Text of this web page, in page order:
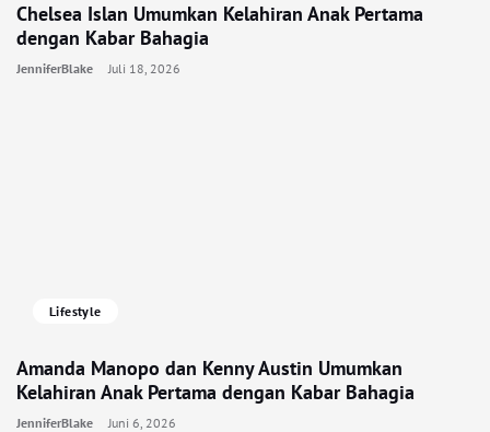
Chelsea Islan Umumkan Kelahiran Anak Pertama
dengan Kabar Bahagia
JenniferBlake Juli 18, 2026
Lifestyle
Amanda Manopo dan Kenny Austin Umumkan
Kelahiran Anak Pertama dengan Kabar Bahagia
JenniferBlake Juni 6, 2026